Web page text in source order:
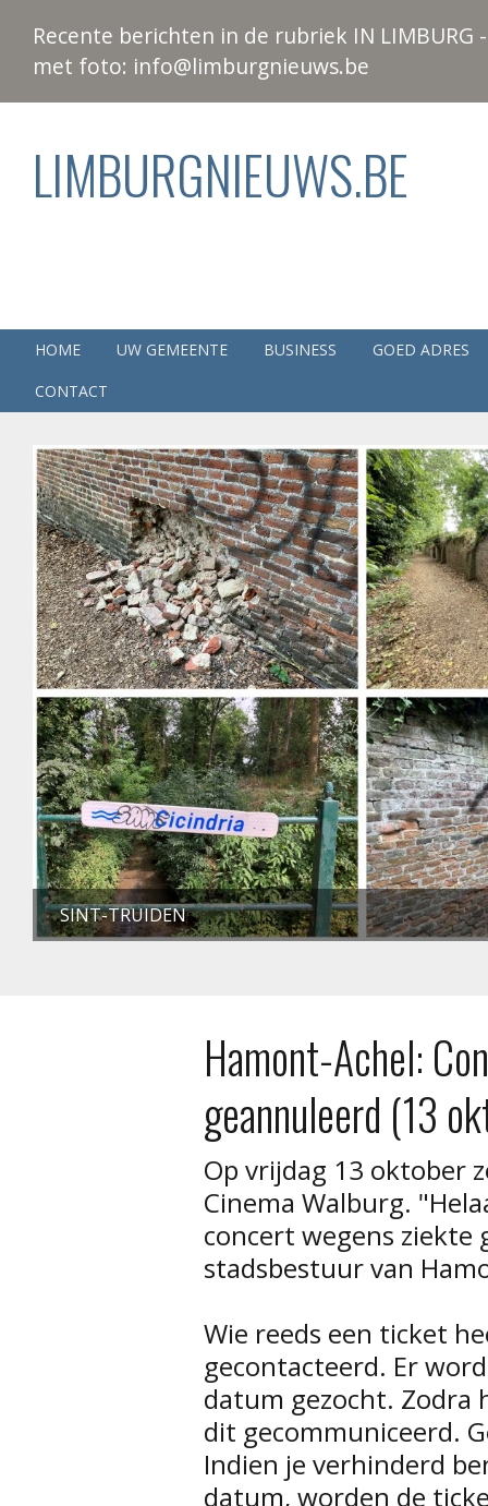
Recente berichten in de rubriek IN
met foto: info@limburgnieuws.be
LIMBURGNIEUWS.BE
HOME UW GEMEENTE BUSINESS
GOED ADRES
CONTACT
SINT-TRUIDEN
Hamont-Achel:
geannuleerd (13
Op vrijdag 13 oktober
Cinema Walburg.
concert wegens ziekte
stadsbestuur van
Wie reeds een ticket
gecontacteerd. Er
datum gezocht. Zodra
dit gecommuniceerd.
Indien je verhinderd
datum, worden de